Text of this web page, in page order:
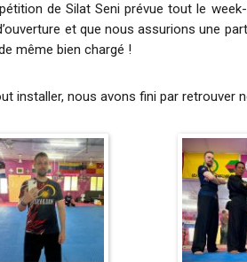
de Silat Seni prévue tout le
et que nous assurions une
même bien chargé !
installer, nous avons fini par retrouver